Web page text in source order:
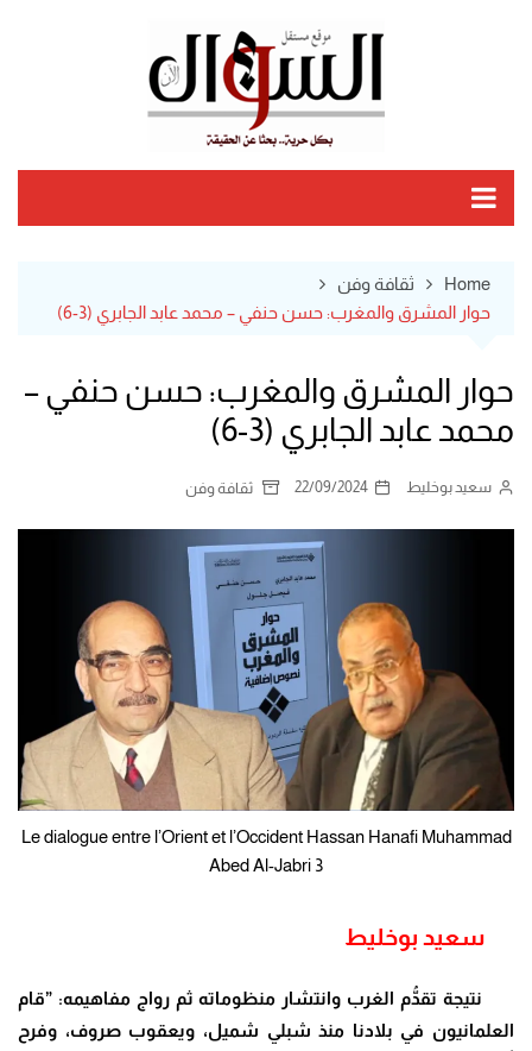
Home
ثقافة وفن
حوار المشرق والمغرب: حسن حنفي – محمد عابد الجابري (3-6)
حوار المشرق والمغرب: حسن حنفي –
محمد عابد الجابري (3-6)
سعيد بوخليط 22/09/2024 ثقافة وفن
Le dialogue entre l’Orient et l’Occident Hassan Hanafi Muhammad
Abed Al-Jabri 3
سعيد بوخليط
نتيجة تقدُّم الغرب وانتشار منظوماته ثم رواج مفاهيمه: ”قام
العلمانيون في بلادنا منذ شبلي شميل، ويعقوب صروف، وفرح